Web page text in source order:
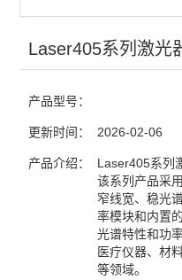
红外显示卡
激光能量计
激光功率计
查
Laser405系列激光
产品型号：
更新时间： 2026-02-06
产品介绍：
Laser405系列
该系列产品采
窄线宽、稳光
率模块和内置
光谱特性和功
医疗仪器、材
等领域。